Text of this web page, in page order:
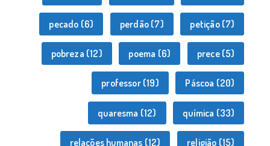
pecado (6) perdão(7) petição(7)
pobreza (12) poema (6) prece(5)
professor(19) Páscoa (20)
quaresma (12) química (33)
relações humanas (12) religião (15)